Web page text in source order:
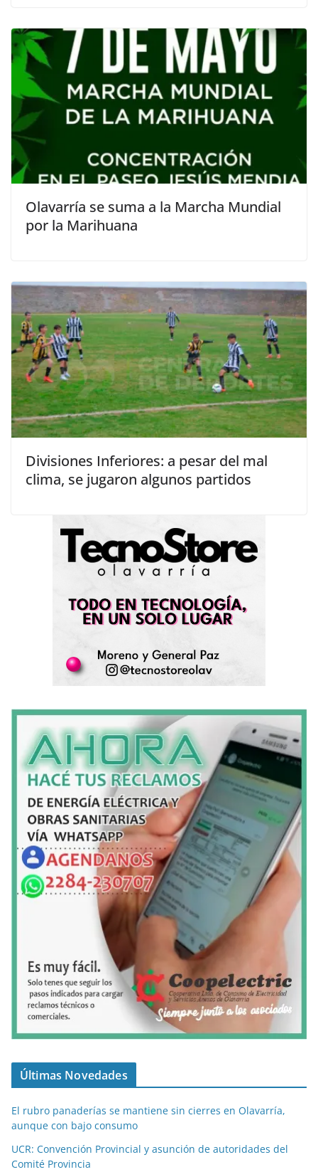
Olavarría se suma a la Marcha Mundial
por la Marihuana
Divisiones Inferiores: a pesar del mal
clima, se jugaron algunos partidos
Últimas Novedades
El rubro panaderías se mantiene sin cierres en Olavarría,
aunque con bajo consumo
UCR: Convención Provincial y asunción de autoridades del
Comité Provincia